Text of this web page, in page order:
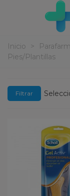
Inicio >
Pies/Plantillas
Filtrar